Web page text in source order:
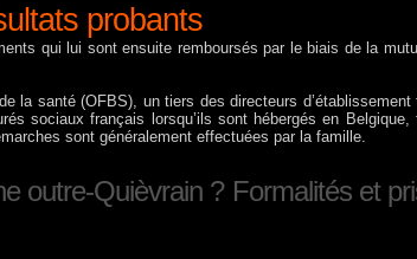
probants
qui lui sont ensuite remboursés par le biais de la
la santé (OFBS), un tiers des directeurs d’établissement
sociaux français lorsqu’ils sont hébergés en Belgique,
sont généralement effectuées par la famille.
outre-Quièvrain ? Formalités et